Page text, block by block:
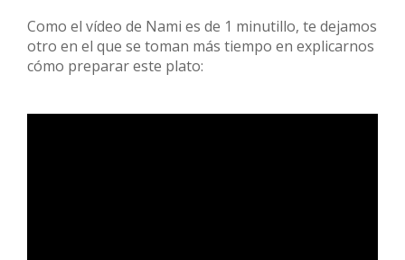
Como el vídeo de Nami es de 1 minutillo, te dejamos
otro en el que se toman más tiempo en explicarnos
cómo preparar este plato: